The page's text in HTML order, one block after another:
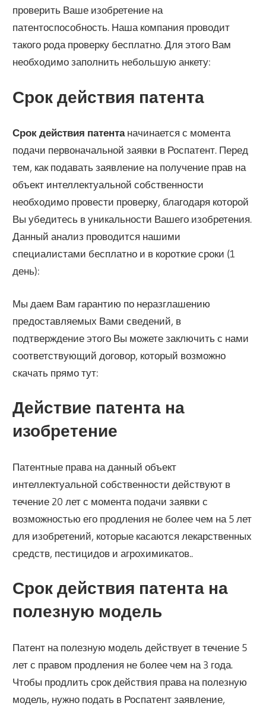
проверить Ваше изобретение на
патентоспособность. Наша компания проводит
такого рода проверку бесплатно. Для этого Вам
необходимо заполнить небольшую анкету:
Срок действия патента
Срок действия патентаначинается с момента
подачи первоначальной заявки в Роспатент. Перед
тем, как подавать заявление на получение прав на
объект интеллектуальной собственности
необходимо провести проверку, благодаря которой
Вы убедитесь в уникальности Вашего изобретения.
Данный анализ проводится нашими
специалистами бесплатно и в короткие сроки (1
день):
Мы даем Вам гарантию по неразглашению
предоставляемых Вами сведений, в
подтверждение этого Вы можете заключить с нами
соответствующий договор, который возможно
скачать прямо тут:
Действие патента на
изобретение
Патентные права на данный объект
интеллектуальной собственности действуют в
течение 20 лет с момента подачи заявки с
возможностью его продления не более чем на 5 лет
для изобретений, которые касаются лекарственных
средств, пестицидов и агрохимикатов..
Срок действия патента на
полезную модель
Патент на полезную модель действует в течение 5
лет с правом продления не более чем на 3 года.
Чтобы продлить срок действия права на полезную
модель, нужно подать в Роспатент заявление,